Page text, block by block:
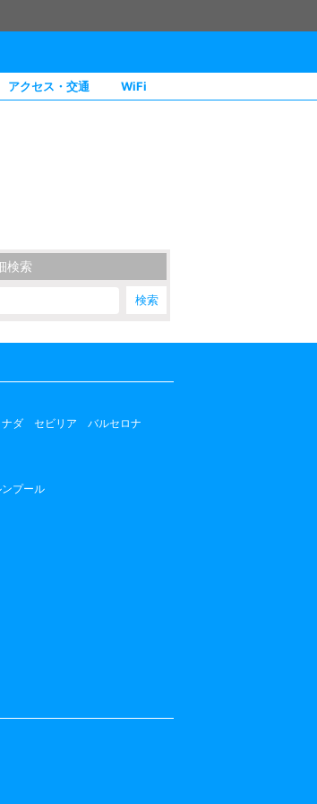
アクセス・交通 WiFi
検索
ダ セビリア
バルセロナ
プール